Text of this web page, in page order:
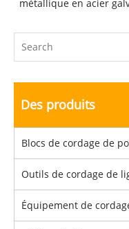
métallique en acier
Des produits
Blocs de cordage de
Outils de cordage de
Équipement de